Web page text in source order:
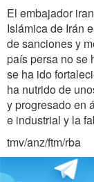
El embajador
Islámica de Irán
de sanciones y
país persa no se
se ha ido
ha nutrido de
y progresado en
e industrial y la
tmv/anz/ftm/rba